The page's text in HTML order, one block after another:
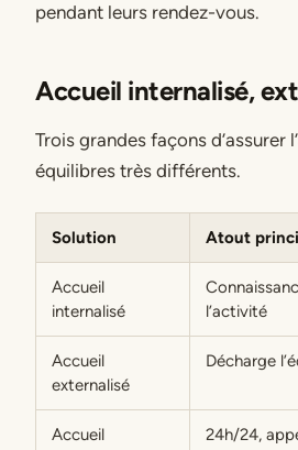
pendant leurs rendez-vous.
Accueil internalisé,
Trois grandes façons d’assurer
équilibres très différents.
Solution Atout
Accueil
internalisé
l’activité
Accueil
externalisé
Décharge
Accueil
24h/24,